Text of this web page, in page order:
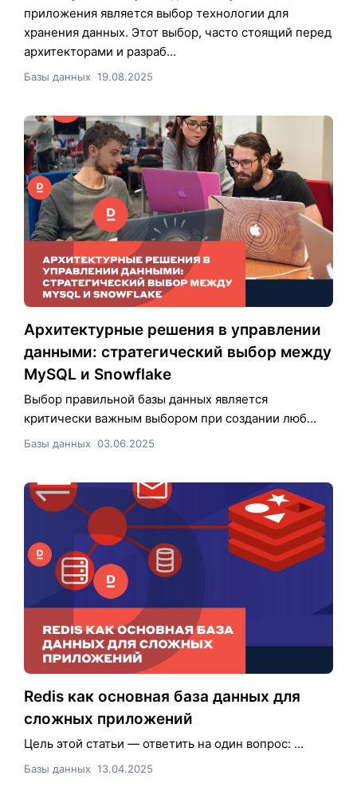
приложения является выбор технологии для
хранения данных. Этот выбор, часто стоящий перед
архитекторами и разраб...
Базы данных 19.08.2025
Архитектурные решения в управлении
данными: стратегический выбор между
MySQL и Snowflake
Выбор правильной базы данных является
критически важным выбором при создании люб...
Базы данных 03.06.2025
Redis как основная база данных для
сложных приложений
Цель этой статьи — ответить на один вопрос: ...
Базы данных 13.04.2025